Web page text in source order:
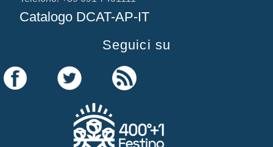
Catalogo DCAT-AP-IT
Seguici su